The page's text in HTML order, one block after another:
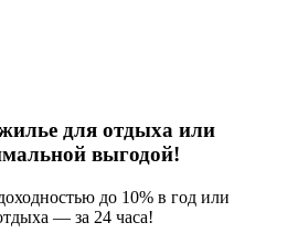
для отдыха или
выгодой!
до 10% в год или
— за 24 часа!